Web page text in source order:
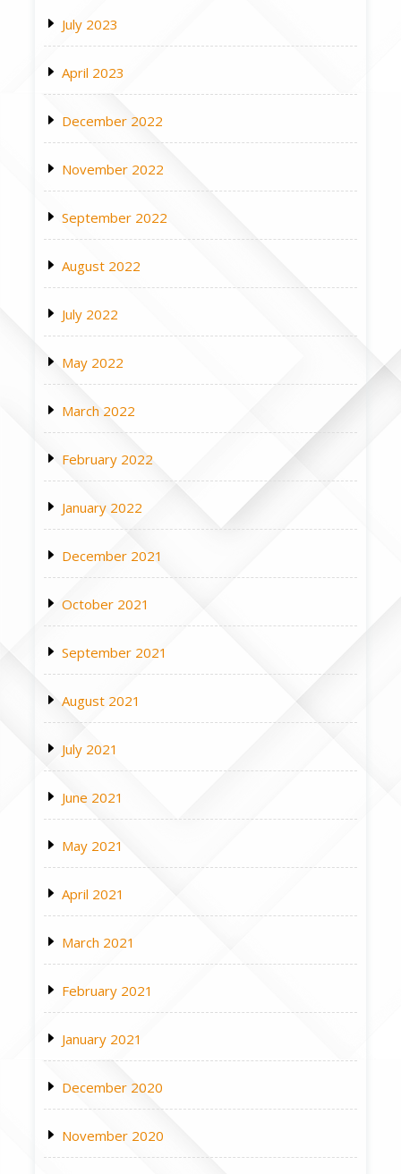
July 2023
April 2023
December 2022
November 2022
September 2022
August 2022
July 2022
May 2022
March 2022
February 2022
January 2022
December 2021
October 2021
September 2021
August 2021
July 2021
June 2021
May 2021
April 2021
March 2021
February 2021
January 2021
December 2020
November 2020